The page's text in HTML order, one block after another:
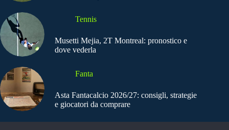
Tennis
Musetti Mejia, 2T Montreal: pronostico e
dove vederla
Fanta
Asta Fantacalcio 2026/27: consigli, strategie
e giocatori da comprare